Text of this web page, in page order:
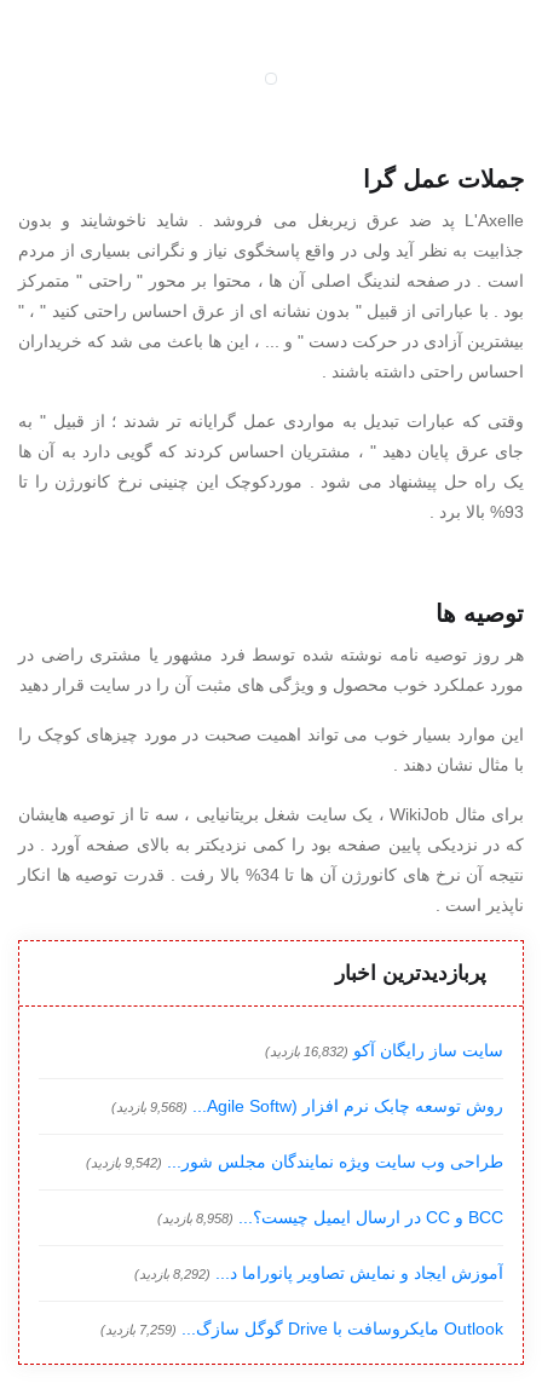
جملات عمل گرا
L'Axelle پد ضد عرق زیربغل می فروشد . شاید ناخوشایند و بدون
جذابیت به نظر آید ولی در واقع پاسخگوی نیاز و نگرانی بسیاری از مردم
است . در صفحه لندینگ اصلی آن ها ، محتوا بر محور " راحتی " متمرکز
بود . با عباراتی از قبیل " بدون نشانه ای از عرق احساس راحتی کنید " ، "
بیشترین آزادی در حرکت دست " و ... ، این ها باعث می شد که خریداران
احساس راحتی داشته باشند .
وقتی که عبارات تبدیل به مواردی عمل گرایانه تر شدند ؛ از قبیل " به
جای عرق پایان دهید " ، مشتریان احساس کردند که گویی دارد به آن ها
یک راه حل پیشنهاد می شود . موردکوچک این چنینی نرخ کانورژن را تا
93% بالا برد .
توصیه ها
هر روز توصیه نامه نوشته شده توسط فرد مشهور یا مشتری راضی در
مورد عملکرد خوب محصول و ویژگی های مثبت آن را در سایت قرار دهید
این موارد بسیار خوب می تواند اهمیت صحبت در مورد چیزهای کوچک را
با مثال نشان دهند .
برای مثال WikiJob ، یک سایت شغل بریتانیایی ، سه تا از توصیه هایشان
که در نزدیکی پایین صفحه بود را کمی نزدیکتر به بالای صفحه آورد . در
نتیجه آن نرخ های کانورژن آن ها تا 34% بالا رفت . قدرت توصیه ها انکار
ناپذیر است .
پربازدیدترین اخبار
سایت ساز رایگان آکو (16,832 بازدید)
روش توسعه چابک نرم افزار (Agile Softw... (9,568 بازدید)
طراحی وب سایت ویژه نمایندگان مجلس شور... (9,542 بازدید)
BCC و CC در ارسال ایمیل چیست؟... (8,958 بازدید)
آموزش ایجاد و نمایش تصاویر پانوراما د... (8,292 بازدید)
Outlook مایکروسافت با Drive گوگل سازگ... (7,259 بازدید)